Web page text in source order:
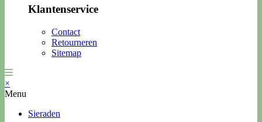
Klantenservice
Contact
Retourneren
Sitemap
×
Menu
Sieraden